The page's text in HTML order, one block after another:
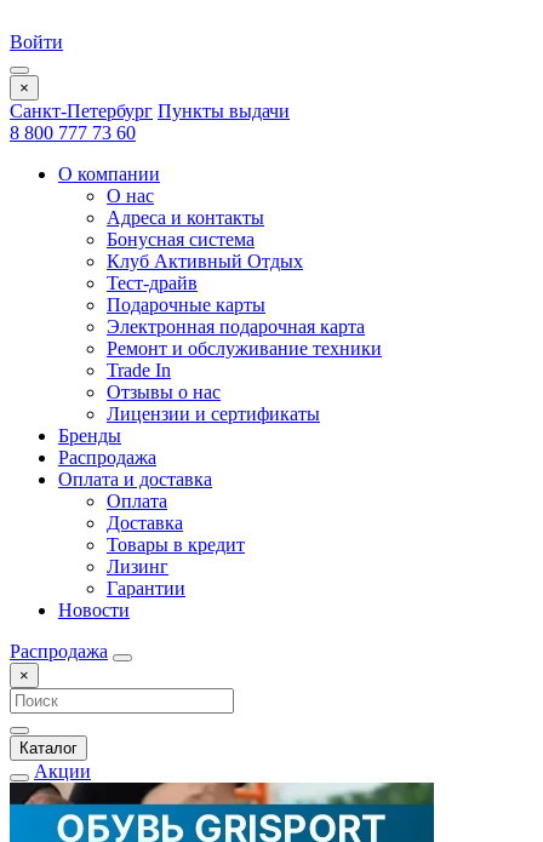
Войти
×
Санкт-Петербург Пункты выдачи
8 800 777 73 60
О компании
О нас
Адреса и контакты
Бонусная система
Клуб Активный Отдых
Тест-драйв
Подарочные карты
Электронная подарочная карта
Ремонт и обслуживание техники
Trade In
Отзывы о нас
Лицензии и сертификаты
Бренды
Распродажа
Оплата и доставка
Оплата
Доставка
Товары в кредит
Лизинг
Гарантии
Новости
Распродажа
×
Каталог
Акции